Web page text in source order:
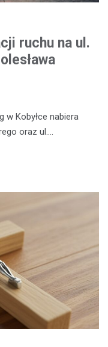
ruchu na ul.
w Kobyłce nabiera
oraz ul.…